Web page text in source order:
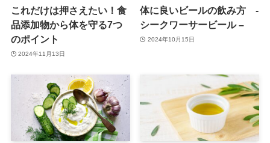
これだけは押さえたい！食
品添加物から体を守る7つ
のポイント
2024年11月13日
体に良いビールの飲み方 -
シークワーサービール –
2024年10月15日